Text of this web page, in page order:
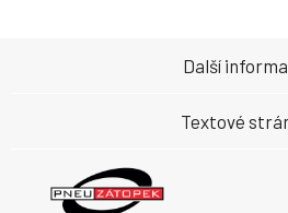
Další
Textové